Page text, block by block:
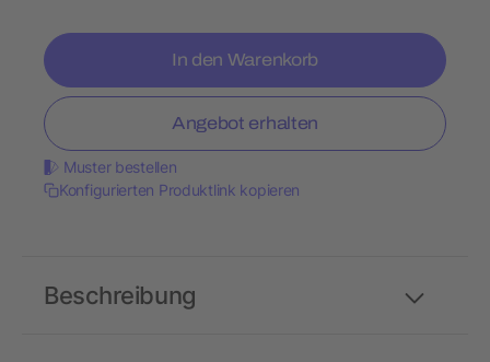
In den Warenkorb
Angebot erhalten
Muster bestellen
Konfigurierten Produktlink kopieren
Beschreibung